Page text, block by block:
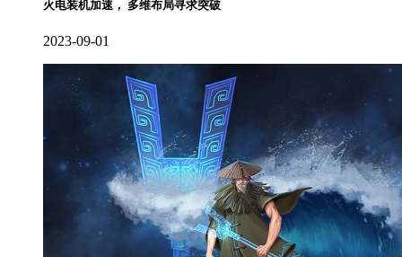
火电装机加速， 多维布局寻求突破
2023-09-01